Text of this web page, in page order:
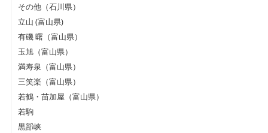
その他（石川県）
立山 (富山県)
有磯 曙（富山県）
玉旭（富山県）
満寿泉（富山県）
三笑楽（富山県）
若鶴・苗加屋（富山県）
若駒
黒部峡